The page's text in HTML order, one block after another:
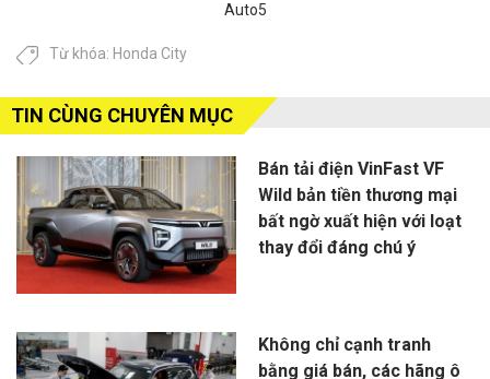
Auto5
Từ khóa: Honda City
TIN CÙNG CHUYÊN MỤC
Bán tải điện VinFast VF
Wild bản tiền thương mại
bất ngờ xuất hiện với loạt
thay đổi đáng chú ý
Không chỉ cạnh tranh
bằng giá bán, các hãng ô